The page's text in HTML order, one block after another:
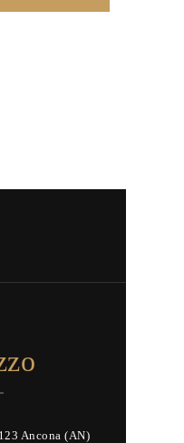
Ancona (AN)